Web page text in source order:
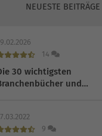
NEUESTE BEITRÄGE
14
30 wichtigsten
und
9